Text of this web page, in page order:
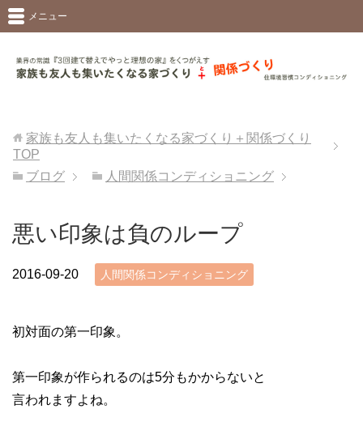
メニュー
家族も友人も集いたくなる家づくり＋関係づくり
TOP
ブログ
人間関係コンディショニング
悪い印象は負のループ
2016-09-20 人間関係コンディショニング
初対面の第一印象。
第一印象が作られるのは5分もかからないと
言われますよね。